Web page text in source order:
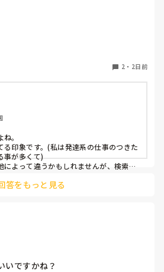
して
ような求人が
などもチェック
せん😭
していたのもあって、、
できないのは
2 ・ 2日前
。
る印象です。(私は発達系の仕事のつきた
事が多くて)
によって違うかもしれませんが、検索し
答をもっと見る
いですかね？